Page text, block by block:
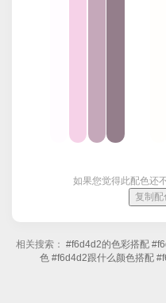
如果您觉得此配色还
复制
相关搜索： #f6d4d2的色彩搭配
色 #f6d4d2跟什么颜色搭配